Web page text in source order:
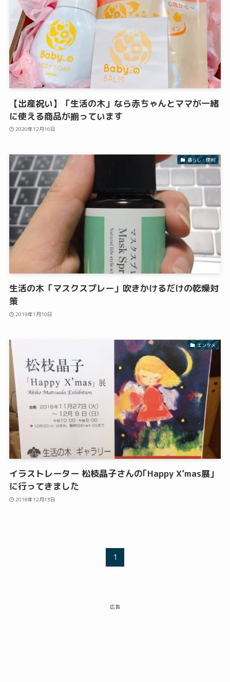
【出産祝い】「生活の木」なら赤ちゃんとママが一緒
に使える商品が揃っています
2020年12月16日
暮らし・便利
生活の木「マスクスプレー」吹きかけるだけの乾燥対
策
2019年1月10日
エンタメ
イラストレーター 松枝晶子さんの｢Happy X’mas展｣
に行ってきました
2018年12月13日
1
広告